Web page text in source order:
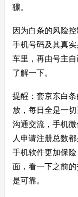
骤。
因为白条的风险
手机号码及其真
车里，再由号主
了解一下。
提醒：套京东白
放，每日全是一
沟通交流，手机
人申请注册总数
手机软件更加保
面，看一下之前
是可靠。